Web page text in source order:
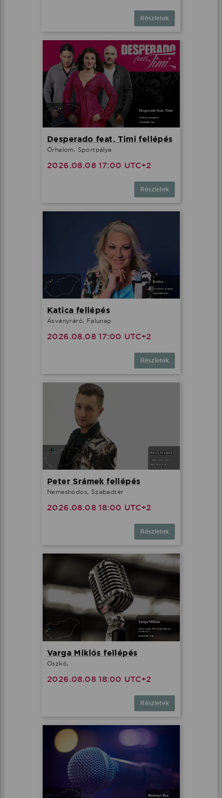
Részletek
Desperado feat. Timi fellépés
Őrhalom, Sportpálya
2026.08.08 17:00 UTC+2
Részletek
Katica fellépés
Ásványráró, Falunap
2026.08.08 17:00 UTC+2
Részletek
Peter Srámek fellépés
Nemeshódos, Szabadtér
2026.08.08 18:00 UTC+2
Részletek
Varga Miklós fellépés
Oszkó,
2026.08.08 18:00 UTC+2
Részletek